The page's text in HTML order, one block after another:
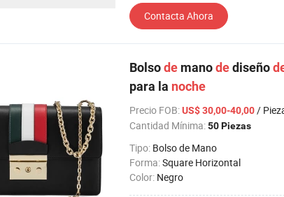
Contacta Ahora
Bolsode manodediseño
para la noche
Precio FOB:US$ 30,00-40,00/
Cantidad Mínima:50 Piezas
Tipo: Bolso de Mano
Forma:Square Horizontal
Color: Negro